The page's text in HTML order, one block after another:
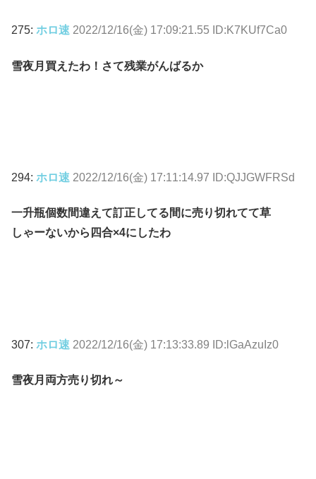
275: ホロ速 2022/12/16(金) 17:09:21.55 ID:K7KUf7Ca0
雪夜月買えたわ！さて残業がんばるか
294: ホロ速 2022/12/16(金) 17:11:14.97 ID:QJJGWFRSd
一升瓶個数間違えて訂正してる間に売り切れてて草
しゃーないから四合×4にしたわ
307: ホロ速 2022/12/16(金) 17:13:33.89 ID:lGaAzuIz0
雪夜月両方売り切れ～